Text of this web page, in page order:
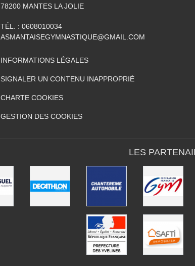
78200 MANTES LA JOLIE
TÉL. : 0608010034
ASMANTAISEGYMNASTIQUE@GMAIL.COM
INFORMATIONS LÉGALES
SIGNALER UN CONTENU INAPPROPRIÉ
CHARTE COOKIES
GESTION DES COOKIES
LES